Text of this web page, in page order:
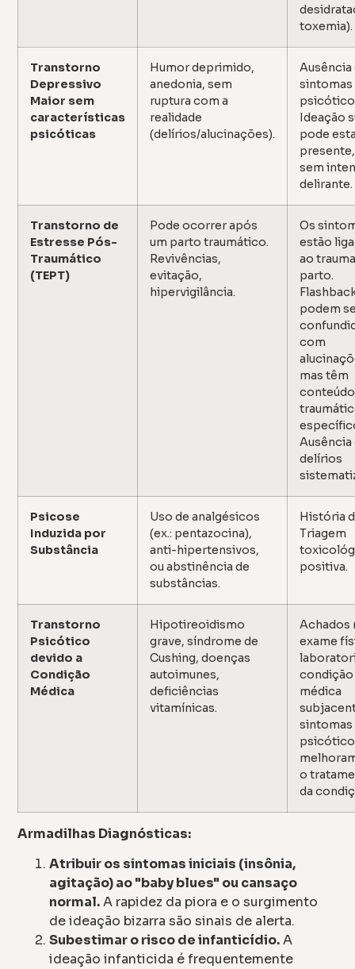
toxemia).
Transtorno
Depressivo
Maior sem
características
psicóticas
Humor deprimido,
anedonia, sem
ruptura com a
realidade
(delírios/alucinações).
Ausência
sintomas
Ideação
pode
sem
delirante.
Transtorno de
Estresse Pós-
Traumático
(TEPT)
Pode ocorrer após
um parto traumático.
Revivências,
evitação,
hipervigilância.
Os
estão
ao
parto.
podem
com
mas têm
conteúdo
Ausência
delírios
Psicose
Induzida por
Substância
Uso de analgésicos
(ex.: pentazocina),
anti-hipertensivos,
ou abstinência de
substâncias.
História
Triagem
positiva.
Transtorno
Psicótico
devido a
Condição
Médica
Hipotireoidismo
grave, síndrome de
Cushing, doenças
autoimunes,
deficiências
vitamínicas.
Achados
exame
condição
médica
sintomas
o
da
Armadilhas Diagnósticas:
Atribuir os sintomas iniciais (insônia,
agitação) ao "baby blues" ou cansaço
normal.A rapidez da piora e o surgimento
de ideação bizarra são sinais de alerta.
Subestimar o risco de infanticídio.A
ideação infanticida é frequentemente